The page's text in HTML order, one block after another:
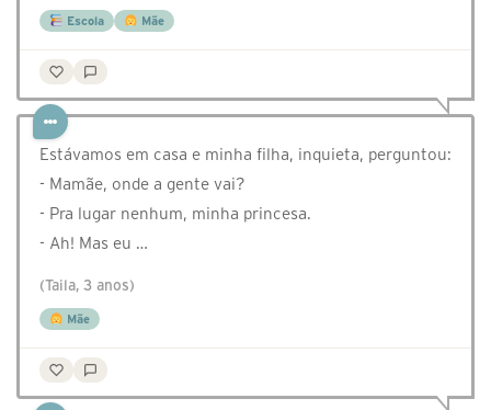
Escola Mãe
Estávamos em casa e minha filha, inquieta, perguntou:
- Mamãe, onde a gente vai?
- Pra lugar nenhum, minha princesa.
- Ah! Mas eu …
(Taila, 3 anos)
Mãe